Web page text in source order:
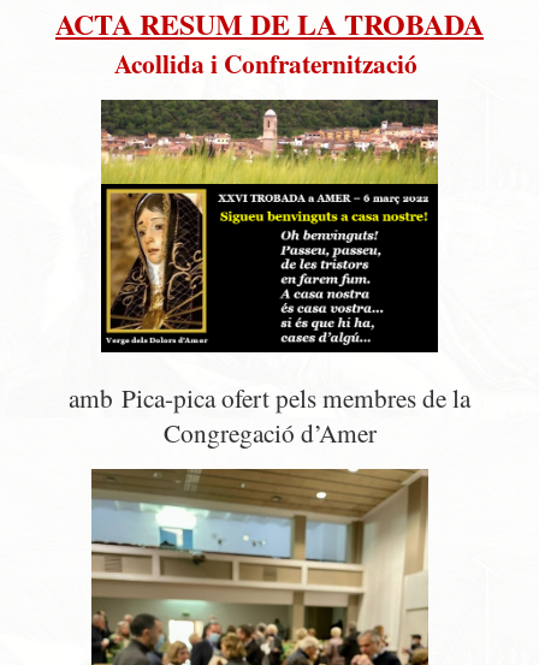
ACTA RESUM DE LA TROBADA
Acollida i Confraternització
amb Pica-pica ofert pels membres de la
Congregació d’Amer